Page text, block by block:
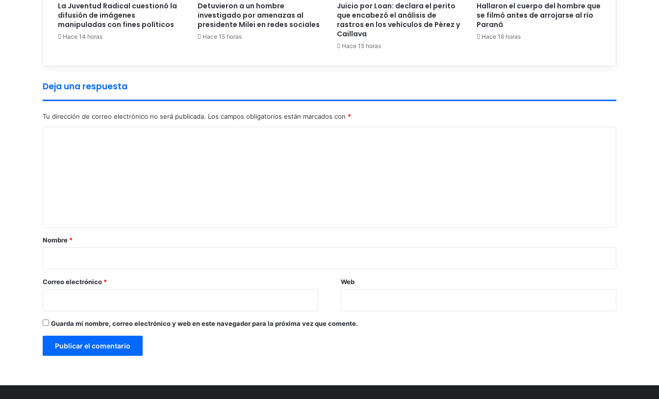
La Juventud Radical cuestionó la
difusión de imágenes
manipuladas con fines políticos
Hace 14 horas
Detuvieron a un hombre
investigado por amenazas al
presidente Milei en redes sociales
Hace 15 horas
Juicio por Loan: declara el perito
que encabezó el análisis de
rastros en los vehículos de Pérez y
Caillava
Hace 15 horas
Hallaron el cuerpo del hombre que
se filmó antes de arrojarse al río
Paraná
Hace 16 horas
Deja una respuesta
Tu dirección de correo electrónico no será publicada. Los campos obligatorios están marcados con *
r
*
Nombre *
Correo electrónico * Web
Guarda mi nombre, correo electrónico y web en este navegador para la próxima vez que comente.